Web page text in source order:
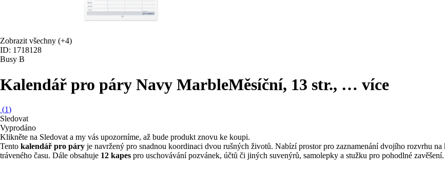
Zobrazit všechny (+4)
ID: 1718128
Busy B
Kalendář pro páry Navy MarbleMěsíční, 13 str., … více
(1)
Sledovat
Vyprodáno
Klikněte na Sledovat a my vás upozorníme, až bude produkt znovu ke koupi.
Tento kalendář pro páry je navržený pro snadnou koordinaci dvou rušných životů. Nabízí prostor pro zaznamenání dvojího rozvrhu
tráveného času. Dále obsahuje 12 kapes pro uschovávání pozvánek, účtů či jiných suvenýrů, samolepky a stužku pro pohodlné zavěšení.